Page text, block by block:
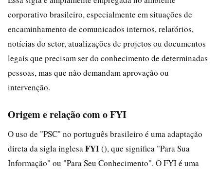
corporativo brasileiro, especialmente em situações de
encaminhamento de comunicados internos, relatórios,
notícias do setor, atualizações de projetos ou documentos
legais que precisam ser do conhecimento de determinadas
pessoas, mas que não demandam aprovação ou
intervenção.
Origem e relação com o FYI
O uso de "PSC" no português brasileiro é uma adaptação
direta da sigla inglesa FYI(), que significa "Para Sua
Informação" ou "Para Seu Conhecimento". O FYI é uma